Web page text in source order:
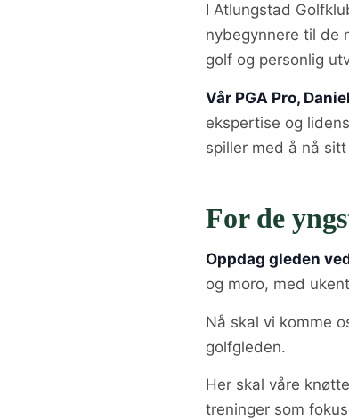
I Atlungstad
nybegynnere til de
golf og personlig
Vår PGA Pro,
ekspertise og
spiller med å nå
For de
Oppdag gleden
og moro, med
Nå skal vi komme
golfgleden.
Her skal våre
treninger som